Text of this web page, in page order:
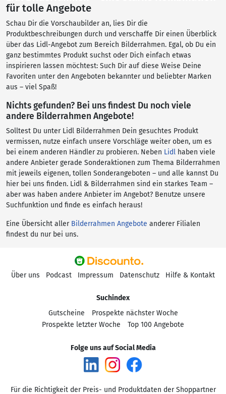
für tolle Angebote
Schau Dir die Vorschaubilder an, lies Dir die
Produktbeschreibungen durch und verschaffe Dir einen Überblick
über das Lidl-Angebot zum Bereich Bilderrahmen. Egal, ob Du ein
ganz bestimmtes Produkt suchst oder Dich einfach etwas
inspirieren lassen möchtest: Such Dir auf diese Weise Deine
Favoriten unter den Angeboten bekannter und beliebter Marken
aus – viel Spaß!
Nichts gefunden? Bei uns findest Du noch viele
andere Bilderrahmen Angebote!
Solltest Du unter Lidl Bilderrahmen Dein gesuchtes Produkt
vermissen, nutze einfach unsere Vorschläge weiter oben, um es
bei einem anderen Händler zu probieren. Neben Lidl haben viele
andere Anbieter gerade Sonderaktionen zum Thema Bilderrahmen
mit jeweils eigenen, tollen Sonderangeboten – und alle kannst Du
hier bei uns finden. Lidl & Bilderrahmen sind ein starkes Team –
aber was haben andere Anbieter im Angebot? Benutze unsere
Suchfunktion und finde es einfach heraus!
Eine Übersicht aller Bilderrahmen Angebote anderer Filialen
findest du nur bei uns.
Über uns Podcast Impressum Datenschutz Hilfe & Kontakt
Suchindex
Gutscheine
Prospekte nächster Woche
Prospekte letzter Woche
Top 100 Angebote
Folge uns auf Social Media
Für die Richtigkeit der Preis- und Produktdaten der Shoppartner